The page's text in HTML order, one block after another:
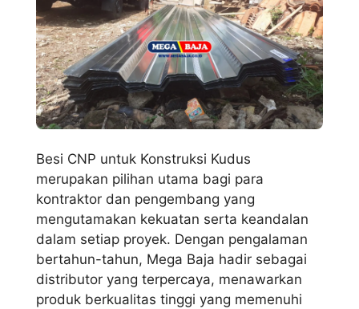
Besi CNP untuk Konstruksi Kudus
merupakan pilihan utama bagi para
kontraktor dan pengembang yang
mengutamakan kekuatan serta keandalan
dalam setiap proyek. Dengan pengalaman
bertahun-tahun, Mega Baja hadir sebagai
distributor yang terpercaya, menawarkan
produk berkualitas tinggi yang memenuhi